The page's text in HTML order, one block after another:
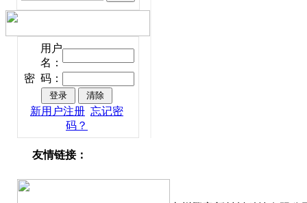
用户
名：
密 码：
新用户注册 忘记密
码？
友情链接：